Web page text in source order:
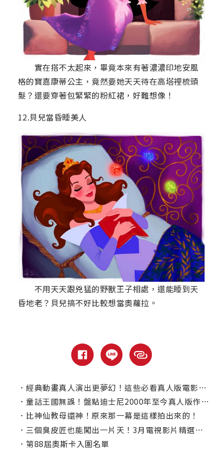
實在搭不太起來，畢竟本來有著濃濃印地安風
格的寶嘉康蒂公主，竟然要她天天待在高塔裡梳頭
髮？還要穿著包緊緊的粉紅裙，好難想像！
12.貝兒當昏睡美人
不用天天跟兇猛的野獸王子相處，還能睡到天
昏地老？貝兒搞不好比較想當奧蘿拉。
． 經典動畫真人演出更夢幻！這些必看真人版電影愛奇藝台灣站都能滿足你
． 童話王國無誤！盤點迪士尼2000年至今真人版作品你看過幾部？
． 比神仙教母還神！原來那一幕是這樣拍出來的！
． 三個臭皮匠也能闖出一片天！3月電視影片精選推薦！
． 第88屆奧斯卡入圍名單